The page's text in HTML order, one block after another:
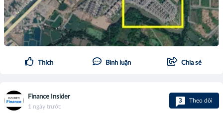
Thích Bình luận Chia sẻ
Finance Insider
1 ngày trước
3 Theo dõi